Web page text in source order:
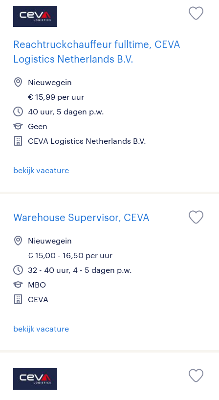
Reachtruckchauffeur fulltime, CEVA
Logistics Netherlands B.V.
Nieuwegein
€ 15,99 per uur
40 uur, 5 dagen p.w.
Geen
CEVA Logistics Netherlands B.V.
bekijk vacature
Warehouse Supervisor, CEVA
Nieuwegein
€ 15,00 - 16,50 per uur
32 - 40 uur, 4 - 5 dagen p.w.
MBO
CEVA
bekijk vacature